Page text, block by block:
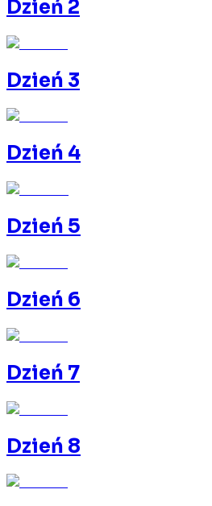
Dzień 2
Dzień 3
Dzień 4
Dzień 5
Dzień 6
Dzień 7
Dzień 8